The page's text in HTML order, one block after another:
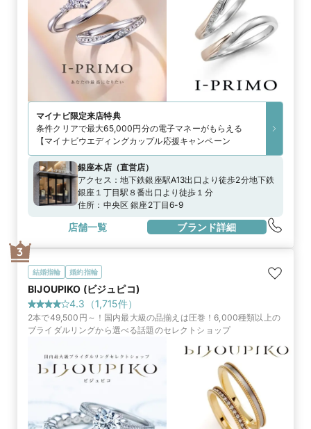
マイナビ限定来店特典
条件クリアで最大65,000円分の電子マネーがもらえる
【マイナビウエディングカップル応援キャンペーン
銀座本店（直営店）
アクセス： 地下鉄銀座駅A13出口より徒歩2分地下鉄
銀座１丁目駅８番出口より徒歩１分
住所： 中央区 銀座2丁目6-9
店舗一覧 ブランド詳細
結婚指輪 婚約指輪
BIJOUPIKO (ビジュピコ)
4.3 （1,715件）
2本で49,500円～！国内最大級の品揃えは圧巻！6,000種類以上の
ブライダルリングから選べる話題のセレクトショップ
3